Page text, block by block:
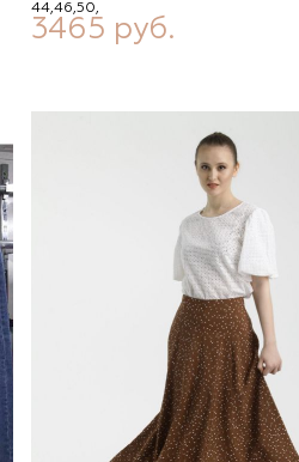
44,46,50,
3465 руб.